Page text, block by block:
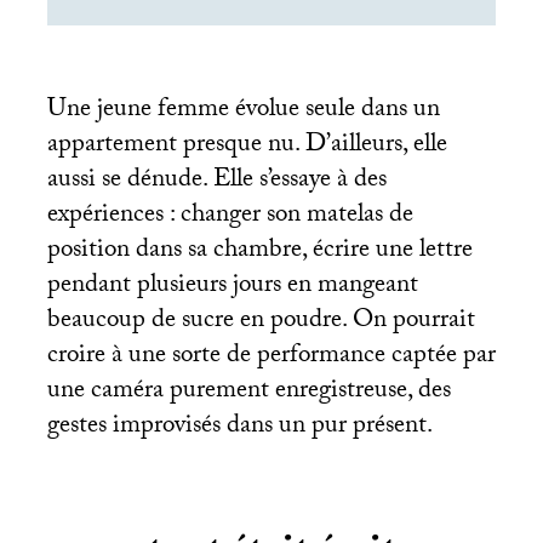
Une jeune femme évolue seule dans un
appartement presque nu. D’ailleurs, elle
aussi se dénude. Elle s’essaye à des
expériences : changer son matelas de
position dans sa chambre, écrire une lettre
pendant plusieurs jours en mangeant
beaucoup de sucre en poudre. On pourrait
croire à une sorte de performance captée par
une caméra purement enregistreuse, des
gestes improvisés dans un pur présent.